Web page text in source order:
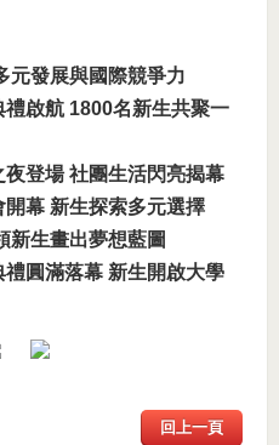
元發展與國際競爭力
啟航 1800名新生共聚一
登場 社團生活閃亮揭幕
幕 新生探索多元選擇
新生畫出夢想藍圖
圓滿落幕 新生開啟大學
回上一頁